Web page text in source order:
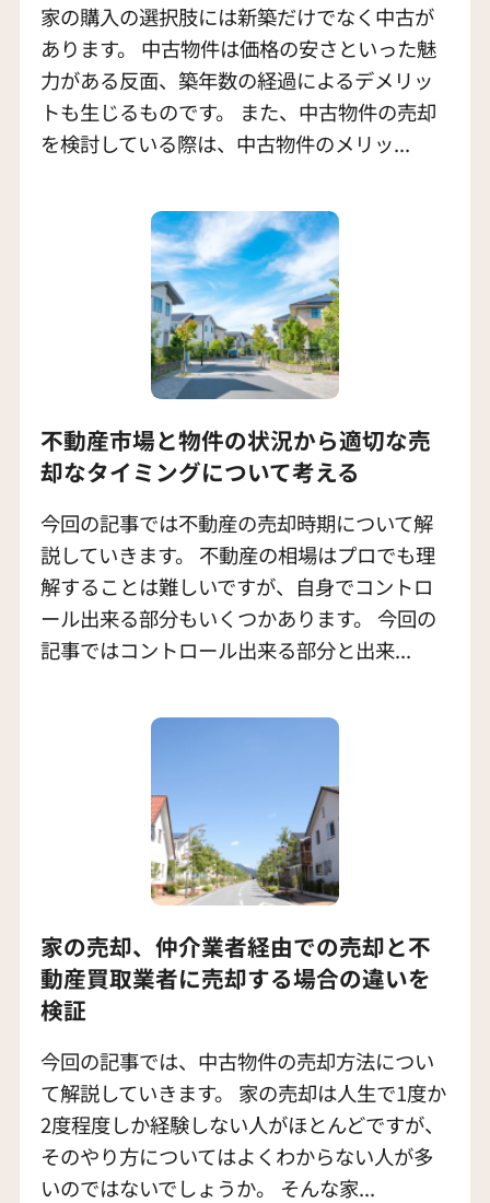
家の購入の選択肢には新築だけでなく中古が
あります。 中古物件は価格の安さといった魅
力がある反面、築年数の経過によるデメリッ
トも生じるものです。 また、中古物件の売却
を検討している際は、中古物件のメリッ...
不動産市場と物件の状況から適切な売
却なタイミングについて考える
今回の記事では不動産の売却時期について解
説していきます。 不動産の相場はプロでも理
解することは難しいですが、自身でコントロ
ール出来る部分もいくつかあります。 今回の
記事ではコントロール出来る部分と出来...
家の売却、仲介業者経由での売却と不
動産買取業者に売却する場合の違いを
検証
今回の記事では、中古物件の売却方法につい
て解説していきます。 家の売却は人生で1度か
2度程度しか経験しない人がほとんどですが、
そのやり方についてはよくわからない人が多
いのではないでしょうか。 そんな家...